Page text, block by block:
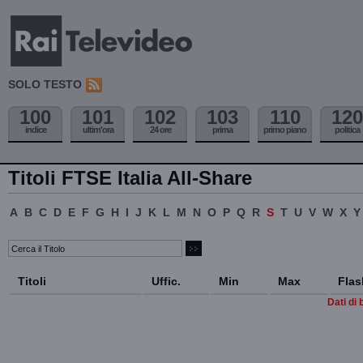
SOLO TESTO
100
indice
101
ultim'ora
102
24 ore
103
prima
110
primo piano
120
politica
Titoli FTSE Italia All-Share
A B C D E F G H I J K L M N O P Q R S T U V W X Y
Titoli Uffic. Min Max
Dati di